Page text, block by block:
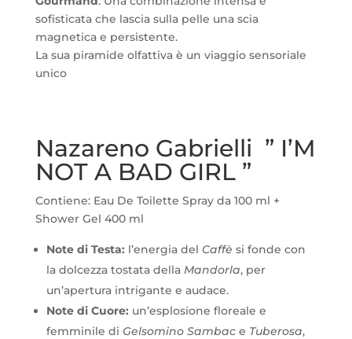
sofisticata che lascia sulla pelle una scia
magnetica e persistente.
La sua piramide olfattiva è un viaggio sensoriale
unico
Nazareno Gabrielli ” I’M
NOT A BAD GIRL ”
Contiene: Eau De Toilette Spray da 100 ml +
Shower Gel 400 ml
Note di Testa: l’energia del Caffè si fonde con
la dolcezza tostata della Mandorla, per
un’apertura intrigante e audace.
Note di Cuore: un’esplosione floreale e
femminile di Gelsomino Sambace Tuberosa,